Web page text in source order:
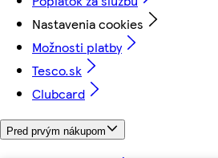
Nastavenia cookies
Možnosti platby
Tesco.sk
Clubcard
Pred prvým nákupom